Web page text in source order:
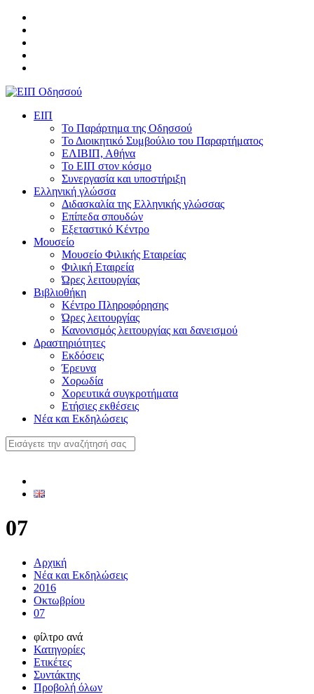
ΕΙΠ
Το Παράρτημα της Οδησσού
Το Διοικητικό Συμβούλιο του Παραρτήματος
ΕΛΙΒΙΠ, Αθήνα
Το ΕΙΠ στον κόσμο
Συνεργασία και υποστήριξη
Ελληνική γλώσσα
Διδασκαλία της Ελληνικής γλώσσας
Επίπεδα σπουδών
Εξεταστικό Κέντρο
Μουσείο
Μουσείο Φιλικής Εταιρείας
Φιλική Εταιρεία
Ώρες λειτουργίας
Βιβλιοθήκη
Κέντρο Πληροφόρησης
Ώρες λειτουργίας
Κανονισμός λειτουργίας και δανεισμού
Δραστηριότητες
Εκδόσεις
Έρευνα
Χορωδία
Χορευτικά συγκροτήματα
Ετήσιες εκθέσεις
Νέα και Εκδηλώσεις
07
Αρχική
Νέα και Εκδηλώσεις
2016
Οκτωβρίου
07
φίλτρο ανά
Κατηγορίες
Ετικέτες
Συντάκτης
Προβολή όλων